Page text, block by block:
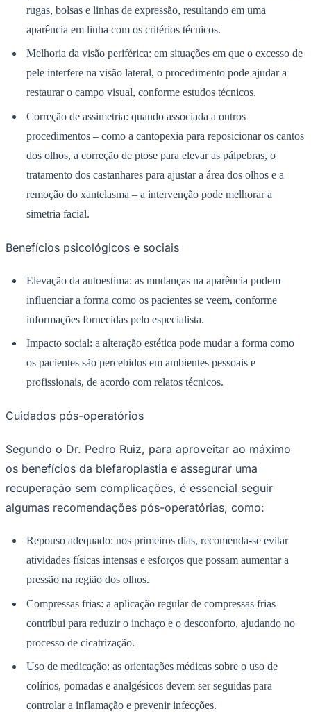
Melhoria da visão periférica: em situações em que o excesso de
restaurar o campo visual, conforme estudos técnicos.
Correção de assimetria: quando associada a outros
dos olhos, a correção de ptose para elevar as pálpebras, o
tratamento dos castanhares para ajustar a área dos olhos e a
remoção do xantelasma – a intervenção pode melhorar a
simetria facial.
Benefícios psicológicos e sociais
Elevação da autoestima: as mudanças na aparência podem
informações fornecidas pelo especialista.
profissionais, de acordo com relatos técnicos.
Cuidados pós-operatórios
Segundo o Dr. Pedro Ruiz, para aproveitar ao máximo
recuperação sem complicações, é essencial seguir
algumas recomendações pós-operatórias, como:
Repouso adequado: nos primeiros dias, recomenda-se evitar
pressão na região dos olhos.
processo de cicatrização.
controlar a inflamação e prevenir infecções.